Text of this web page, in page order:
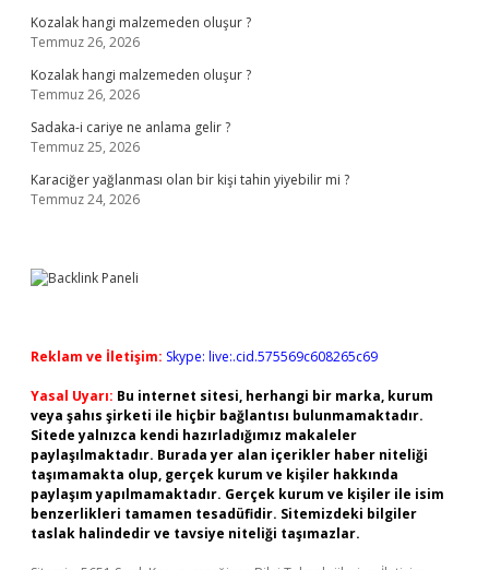
Kozalak hangi malzemeden oluşur ?
Temmuz 26, 2026
Kozalak hangi malzemeden oluşur ?
Temmuz 26, 2026
Sadaka-i cariye ne anlama gelir ?
Temmuz 25, 2026
Karaciğer yağlanması olan bir kişi tahin yiyebilir mi ?
Temmuz 24, 2026
Reklam ve İletişim: Skype: live:.cid.575569c608265c69
Yasal Uyarı: Bu internet sitesi, herhangi bir marka, kurum
veya şahıs şirketi ile hiçbir bağlantısı bulunmamaktadır.
Sitede yalnızca kendi hazırladığımız makaleler
paylaşılmaktadır. Burada yer alan içerikler haber niteliği
taşımamakta olup, gerçek kurum ve kişiler hakkında
paylaşım yapılmamaktadır. Gerçek kurum ve kişiler ile isim
benzerlikleri tamamen tesadüfidir. Sitemizdeki bilgiler
taslak halindedir ve tavsiye niteliği taşımazlar.